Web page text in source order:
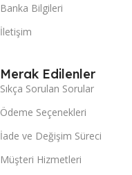
Banka Bilgileri
İletişim
Merak Edilenler
Sıkça Sorulan Sorular
Ödeme Seçenekleri
İade ve Değişim Süreci
Müşteri Hizmetleri